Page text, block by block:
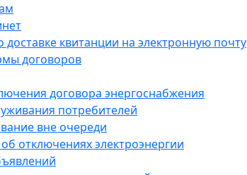
доставке квитанции на электронную почту
договоров
договора энергоснабжения
потребителей
вне очереди
отключениях электроэнергии